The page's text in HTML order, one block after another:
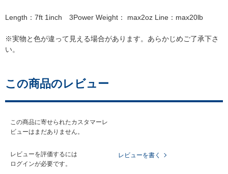
Length：7ft 1inch 3Power Weight： max2oz Line：max20lb
※実物と色が違って見える場合があります。あらかじめご了承下さ
い。
この商品のレビュー
この商品に寄せられたカスタマーレ
ビューはまだありません。
レビューを評価するには
ログインが必要です。
レビューを書く